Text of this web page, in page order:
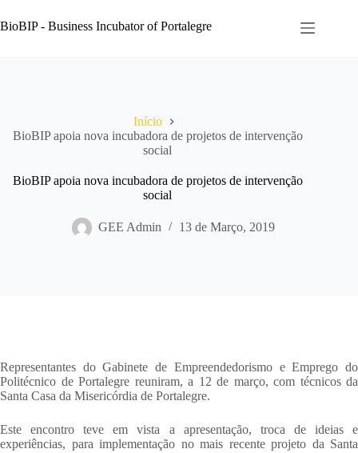
para
o
BioBIP - Business Incubator of Portalegre
Início
BioBIP apoia nova incubadora de projetos de intervenção
social
BioBIP apoia nova incubadora de projetos de intervenção
social
GEE Admin 13 de Março, 2019
Representantes do Gabinete de Empreendedorismo e Emprego do
Politécnico de Portalegre reuniram, a 12 de março, com técnicos da
Santa Casa da Misericórdia de Portalegre.
Este encontro teve em vista a apresentação, troca de ideias e
experiências, para implementação no mais recente projeto da Santa